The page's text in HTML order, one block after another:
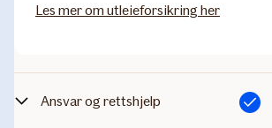
Les mer om utleieforsikring her
Ansvar og rettshjelp Inkludert